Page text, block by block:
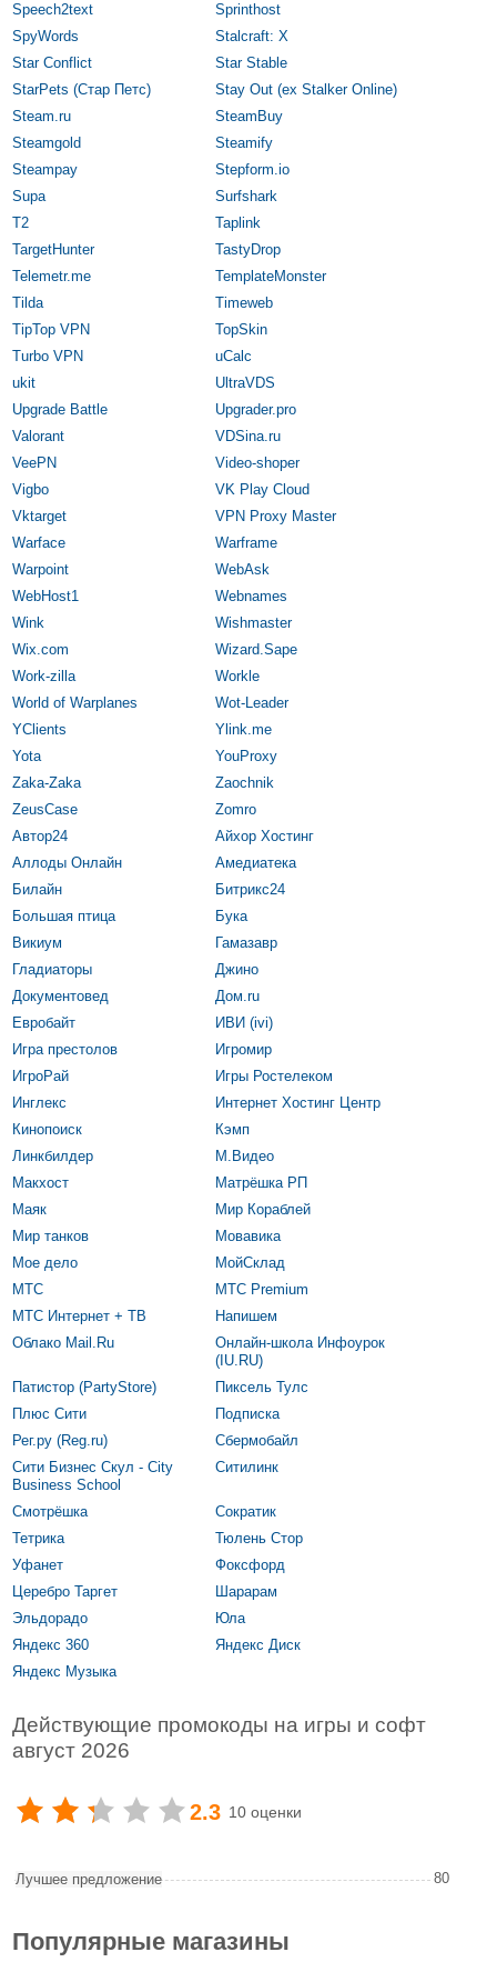
Speech2text
Sprinthost
SpyWords
Stalcraft: X
Star Conflict
Star Stable
StarPets (Стар Петс)
Stay Out (ex Stalker Online)
Steam.ru
SteamBuy
Steamgold
Steamify
Steampay
Stepform.io
Supa
Surfshark
T2
Taplink
TargetHunter
TastyDrop
Telemetr.me
TemplateMonster
Tilda
Timeweb
TipTop VPN
TopSkin
Turbo VPN
uCalc
ukit
UltraVDS
Upgrade Battle
Upgrader.pro
Valorant
VDSina.ru
VeePN
Video-shoper
Vigbo
VK Play Cloud
Vktarget
VPN Proxy Master
Warface
Warframe
Warpoint
WebAsk
WebHost1
Webnames
Wink
Wishmaster
Wix.com
Wizard.Sape
Work-zilla
Workle
World of Warplanes
Wot-Leader
YClients
Ylink.me
Yota
YouProxy
Zaka-Zaka
Zaochnik
ZeusCase
Zomro
Автор24
Айхор Хостинг
Аллоды Онлайн
Амедиатека
Билайн
Битрикс24
Большая птица
Бука
Викиум
Гамазавр
Гладиаторы
Джино
Документовед
Дом.ru
Евробайт
ИВИ (ivi)
Игра престолов
Игромир
ИгроРай
Игры Ростелеком
Инглекс
Интернет Хостинг Центр
Кинопоиск
Кэмп
Линкбилдер
М.Видео
Макхост
Матрёшка РП
Маяк
Мир Кораблей
Мир танков
Мовавика
Мое дело
МойСклад
МТС
МТС Premium
МТС Интернет + ТВ
Напишем
Облако Mail.Ru
Онлайн-школа Инфоурок
(IU.RU)
Патистор (PartyStore)
Пиксель Тулс
Плюс Сити
Подписка
Рег.ру (Reg.ru)
Сбермобайл
Сити Бизнес Скул - City
Business School
Ситилинк
Смотрёшка
Сократик
Тетрика
Тюлень Стор
Уфанет
Фоксфорд
Церебро Таргет
Шарарам
Эльдорадо
Юла
Яндекс 360
Яндекс Диск
Яндекс Музыка
Действующие промокоды на игры и софт
август 2026
2.3 10 оценки
Лучшее предложение 80
Популярные магазины